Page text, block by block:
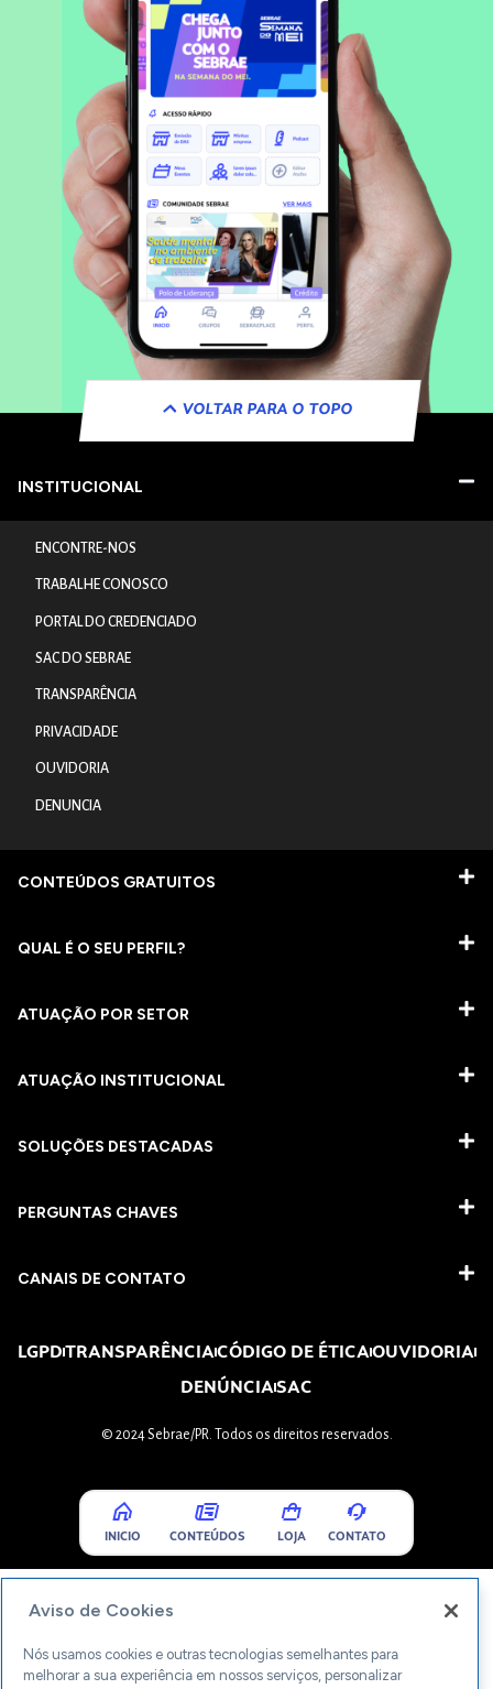
VOLTAR PARA O TOPO
INSTITUCIONAL
ENCONTRE-NOS
TRABALHE CONOSCO
PORTAL DO CREDENCIADO
SAC DO SEBRAE
TRANSPARÊNCIA
PRIVACIDADE
OUVIDORIA
DENUNCIA
CONTEÚDOS GRATUITOS
QUAL É O SEU PERFIL?
ATUAÇÃO POR SETOR
ATUAÇÃO INSTITUCIONAL
SOLUÇÕES DESTACADAS
PERGUNTAS CHAVES​
CANAIS DE CONTATO
LGPDTRANSPARÊNCIACÓDIGO DE ÉTICAOUVIDORIA
DENÚNCIASAC
© 2024 Sebrae/PR. Todos os direitos reservados.
INICIO CONTEÚDOS LOJA CONTATO
Aviso de Cookies
Nós usamos cookies e outras tecnologias semelhantes para
melhorar a sua experiência em nossos serviços, personalizar